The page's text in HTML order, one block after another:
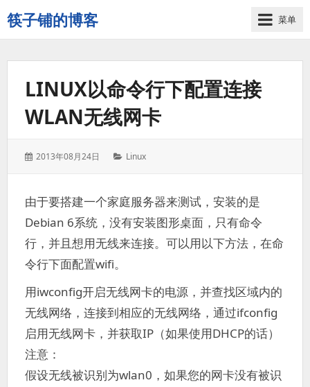
筷子铺的博客
记
录
菜单
LINUX以命令行下配置连接
WLAN无线网卡
发
2013年08月24日
分
Linux
由于要搭建一个家庭服务器来测试，安装的是
Debian 6系统，没有安装图形桌面，只有命令
行，并且想用无线来连接。可以用以下方法，在命
令行下面配置wifi。
用iwconfig开启无线网卡的电源，并查找区域内的
无线网络，连接到相应的无线网络，通过ifconfig
启用无线网卡，并获取IP（如果使用DHCP的话）
注意：
假设无线被识别为wlan0，如果您的网卡没有被识